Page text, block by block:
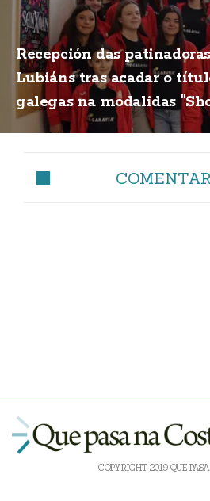
Recepción das
Lubiáns tras acadar o
galegas na modalidas
COPYRIGHT 2019 QUE